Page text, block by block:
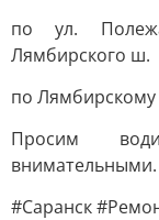
по ул.
Лямбирского ш.
по
Просим
внимательными.
#Саранск